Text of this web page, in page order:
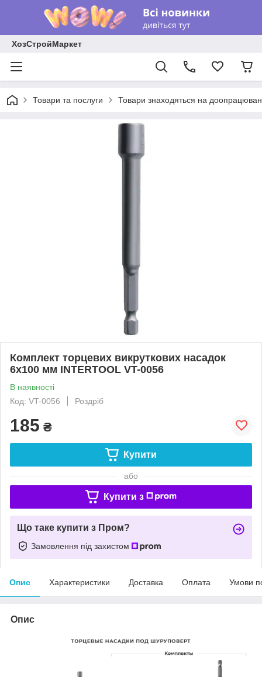
ХозСтройМаркет
Товари та послуги Товари знаходяться на
Комплект торцевих викруткових насадок
6x100 мм INTERTOOL VT-0056
В наявності
Код: VT-0056
Роздріб
185 ₴
Купити
або
Купити з
Що таке купити з Пром?
Замовлення під захистом
Опис Характеристики Доставка Оплата Умови
Опис